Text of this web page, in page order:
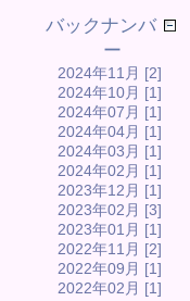
バックナンバ
ー
2024年11月 [2]
2024年10月 [1]
2024年07月 [1]
2024年04月 [1]
2024年03月 [1]
2024年02月 [1]
2023年12月 [1]
2023年02月 [3]
2023年01月 [1]
2022年11月 [2]
2022年09月 [1]
2022年02月 [1]